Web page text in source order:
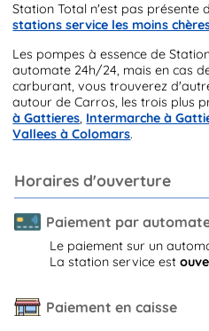
Station Total n'est pas présente
stations service les moins
Les pompes à essence de
automate 24h/24, mais en cas
carburant, vous trouverez
autour de Carros, les trois plus
à Gattieres Intermarche à
Vallees à Colomars.
Horaires d'ouverture
Paiement par
Le paiement sur un
La station service est
Paiement en caisse